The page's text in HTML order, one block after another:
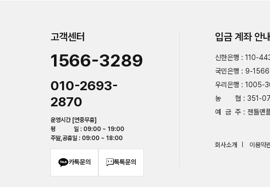
고객센터
1566-3289
010-2693-
2870
운영시간 [연중무휴]
평 일 : 09:00 ~ 19:00
주말,공휴일 : 09:00 ~ 18:00
카톡문의 톡톡문의
입금 계좌 안내
신한은행 : 110-
국민은행 : 9-
우리은행 :
농 협 : 351-
예 금 주 : 젠틀맨
회사소개 이용약